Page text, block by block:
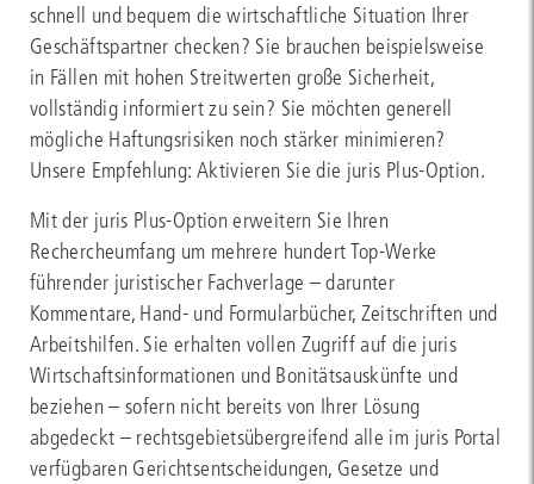
schnell und bequem die wirtschaftliche Situation Ihrer
Geschäftspartner checken? Sie brauchen beispielsweise
in Fällen mit hohen Streitwerten große Sicherheit,
vollständig informiert zu sein? Sie möchten generell
mögliche Haftungsrisiken noch stärker minimieren?
Unsere Empfehlung: Aktivieren Sie die juris Plus-Option.
Mit der juris Plus-Option erweitern Sie Ihren
Rechercheumfang um mehrere hundert Top-Werke
führender juristischer Fachverlage – darunter
Kommentare, Hand- und Formularbücher, Zeitschriften und
Arbeitshilfen. Sie erhalten vollen Zugriff auf die juris
Wirtschaftsinformationen und Bonitätsauskünfte und
beziehen – sofern nicht bereits von Ihrer Lösung
abgedeckt – rechtsgebietsübergreifend alle im juris Portal
verfügbaren Gerichtsentscheidungen, Gesetze und